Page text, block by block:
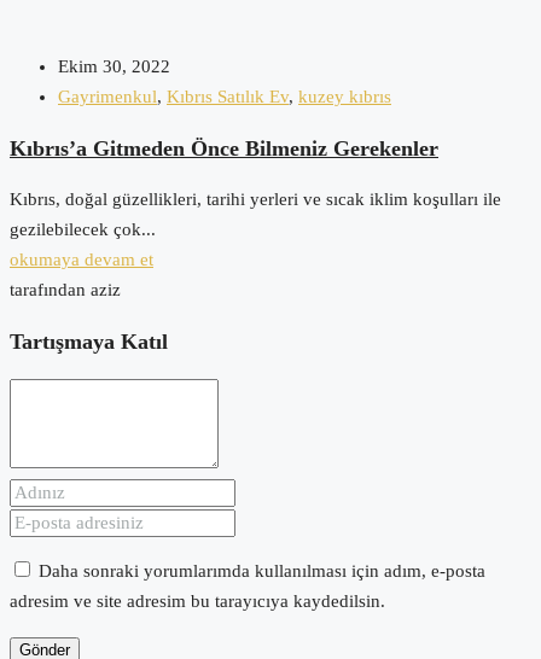
Ekim 30, 2022
Gayrimenkul, Kıbrıs Satılık Ev, kuzey kıbrıs
Kıbrıs’a Gitmeden Önce Bilmeniz Gerekenler
Kıbrıs, doğal güzellikleri, tarihi yerleri ve sıcak iklim koşulları ile
gezilebilecek çok...
okumaya devam et
tarafından aziz
Tartışmaya Katıl
Daha sonraki yorumlarımda kullanılması için adım, e-posta
adresim ve site adresim bu tarayıcıya kaydedilsin.